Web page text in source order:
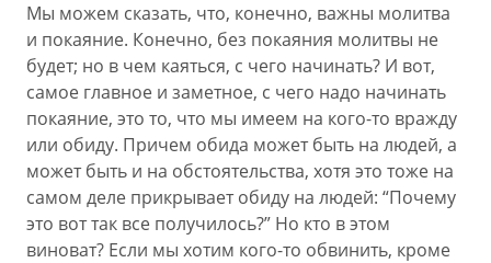
Мы можем сказать, что, конечно, важны молитва
и покаяние. Конечно, без покаяния молитвы не
будет; но в чем каяться, с чего начинать? И вот,
самое главное и заметное, с чего надо начинать
покаяние, это то, что мы имеем на кого-то вражду
или обиду. Причем обида может быть на людей, а
может быть и на обстоятельства, хотя это тоже на
самом деле прикрывает обиду на людей: “Почему
это вот так все получилось?” Но кто в этом
виноват? Если мы хотим кого-то обвинить, кроме